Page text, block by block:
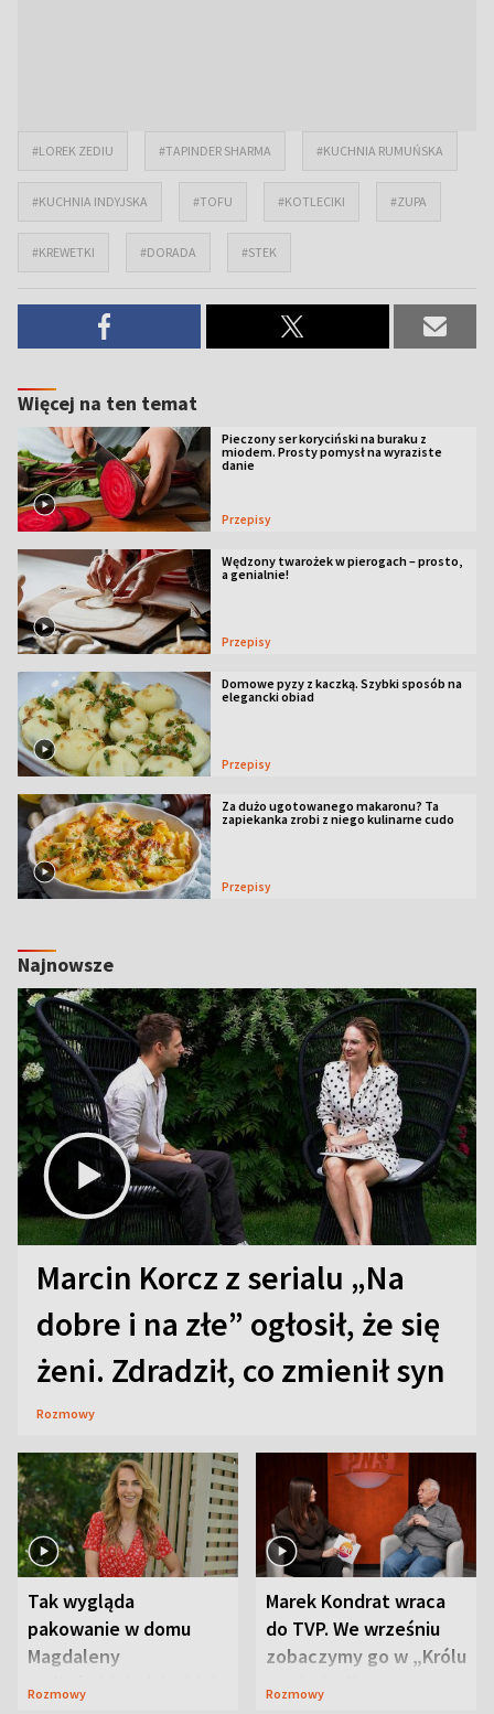
#LOREK ZEDIU #TAPINDER SHARMA #KUCHNIA RUMUŃSKA
#KUCHNIA INDYJSKA #TOFU #KOTLECIKI #ZUPA
#KREWETKI #DORADA #STEK
Więcej na ten temat
Pieczony ser koryciński na buraku z
miodem. Prosty pomysł na wyraziste
danie
Przepisy
Wędzony twarożek w pierogach – prosto,
a genialnie!
Przepisy
Domowe pyzy z kaczką. Szybki sposób na
elegancki obiad
Przepisy
Za dużo ugotowanego makaronu? Ta
zapiekanka zrobi z niego kulinarne cudo
Przepisy
Najnowsze
Marcin Korcz z serialu „Na
dobre i na złe” ogłosił, że się
żeni. Zdradził, co zmienił syn
Rozmowy
Tak wygląda
pakowanie w domu
Magdaleny
Waligórskiej-Lisieckiej.
Rozmowy
Marek Kondrat wraca
do TVP. We wrześniu
zobaczymy go w „Królu
Maciusiu I”
Rozmowy